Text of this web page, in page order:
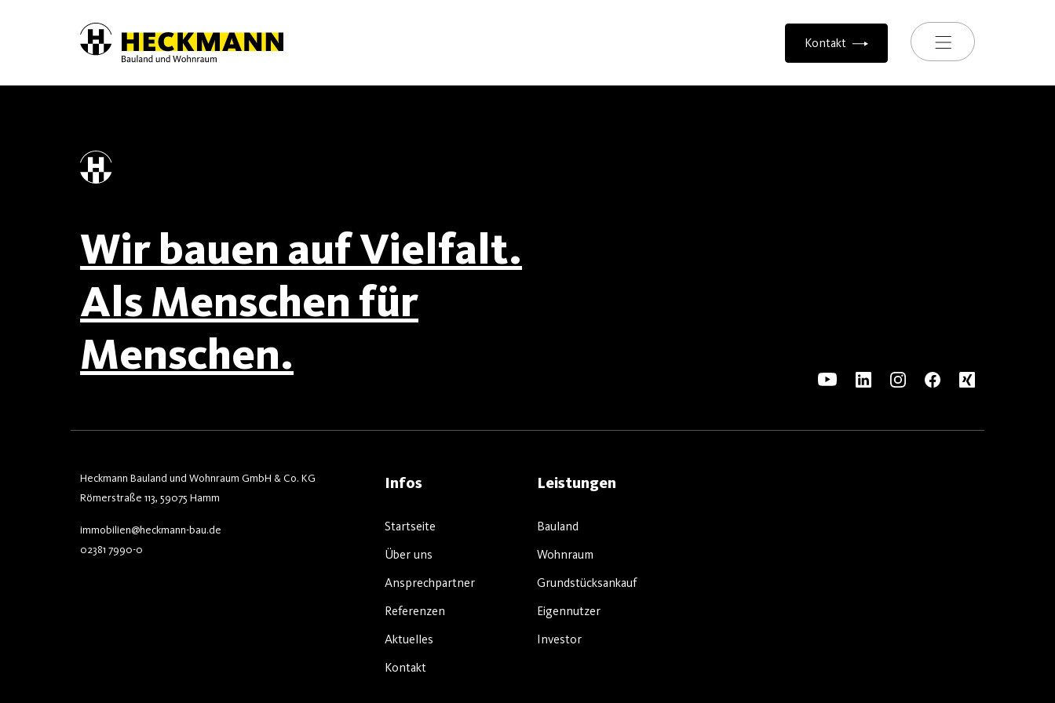
Skip to content
Toggle navigation
Kontakt
Wir bauen auf Vielfalt.
Als Menschen für
Menschen.
Infos
Startseite
Über uns
Ansprechpartner
Referenzen
Aktuelles
Kontakt
Leistungen
Bauland
Wohnraum
Grundstücksankauf
Eigennutzer
Investor
Heckmann Bauland und Wohnraum GmbH & Co. KG
Römerstraße 113, 59075 Hamm
immobilien@heckmann-bau.de
02381 7990-0